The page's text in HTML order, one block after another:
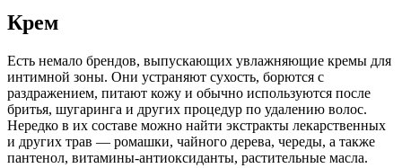
Крем
Есть немало брендов, выпускающих увлажняющие кремы для
интимной зоны. Они устраняют сухость, борются с
раздражением, питают кожу и обычно используются после
бритья, шугаринга и других процедур по удалению волос.
Нередко в их составе можно найти экстракты лекарственных
и других трав — ромашки, чайного дерева, череды, а также
пантенол, витамины-антиоксиданты, растительные масла.